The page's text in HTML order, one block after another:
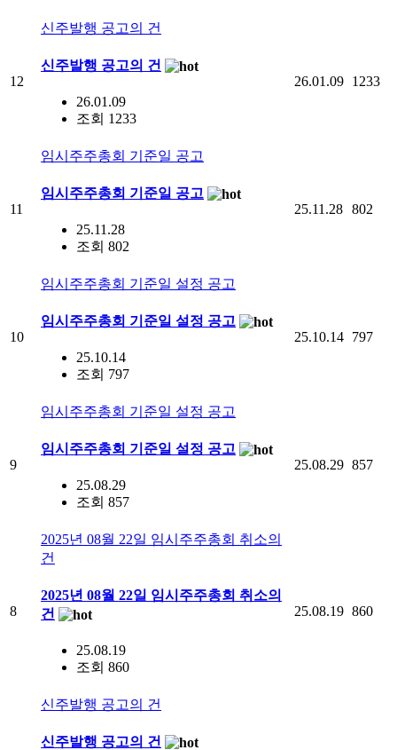
12
신주발행 공고의 건
신주발행 공고의 건
26.01.09
조회 1233
26.01.09 1233
11
임시주주총회 기준일 공고
임시주주총회 기준일 공고
25.11.28
조회 802
25.11.28 802
10
임시주주총회 기준일 설정 공고
임시주주총회 기준일 설정 공고
25.10.14
조회 797
25.10.14 797
9
임시주주총회 기준일 설정 공고
임시주주총회 기준일 설정 공고
25.08.29
조회 857
25.08.29 857
8
2025년 08월 22일 임시주주총회 취소의
건
2025년 08월 22일 임시주주총회 취소의
건
25.08.19
조회 860
25.08.19 860
신주발행 공고의 건
신주발행 공고의 건